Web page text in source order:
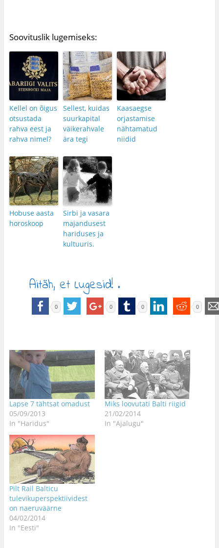
Soovituslik lugemiseks:
Kellel on õigus
otsustada
rahva eest ja
rahva nimel?
Sellest, kuidas
suurkapital
väikerahvale
ära tegi
Kaasaegse
orjastamise
nähtamatud
niidid
Hobuse aasta
horoskoop
Sirbi ja vasara
majandusest
hariduses ja
kultuuris.
Aitäh, et Lugesid! .
0 0 0 0
Lapse 7 tähtsat omadust
05/09/2013
In "Haridus"
Miks loovutati Balti riigid
21/02/2014
In "Ajalugu"
Pilt Rail Balticu
tulevikuperspektiividest
on naeruväärne
04/02/2014
In "Eesti"